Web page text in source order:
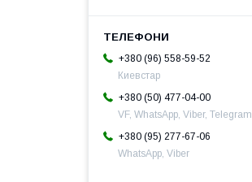
+380 (96) 558-59-52
Киевстар
+380 (50) 477-04-00
VF, WhatsApp, Viber, Telegram
+380 (95) 277-67-06
WhatsApp, Viber